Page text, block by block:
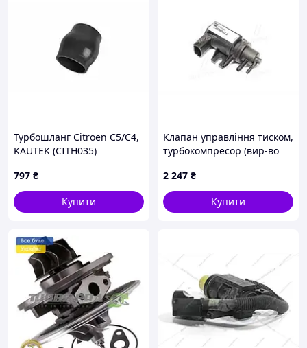
Турбошланг Citroen C5/C4,
KAUTEK (CITH035)
797 ₴
Купити
Клапан управління тиском,
турбокомпресор (вир-во
2 247 ₴
Купити